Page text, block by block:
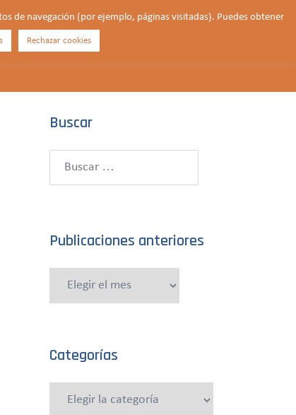
SOMOS?
Buscar
Buscar:
Publicaciones anteriores
Publicaciones
Categorías
Categorías
de navegación (por ejemplo, páginas visitadas). Puedes obtener
Rechazar cookies